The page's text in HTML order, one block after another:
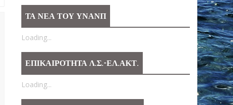
ΤΑ ΝΕΑ ΤΟΥ ΥΝΑΝΠ
Loading...
ΕΠΙΚΑΙΡΟΤΗΤΑ Λ.Σ.-ΕΛ.ΑΚΤ.
Loading...